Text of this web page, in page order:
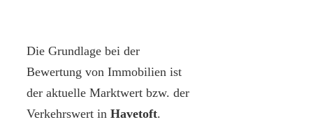
Die Grundlage bei der
Bewertung von Immobilien ist
der aktuelle Marktwert bzw. der
Verkehrswert in Havetoft.